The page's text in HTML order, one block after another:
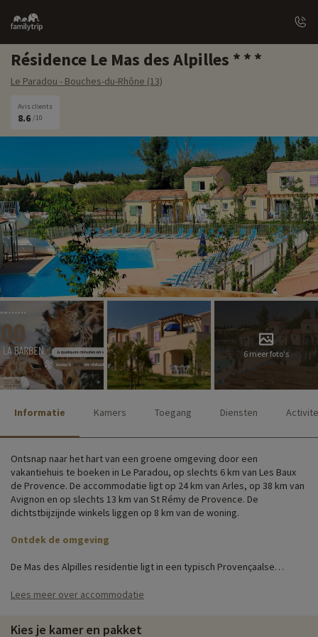
Family
trip
Résidence Le Mas des Alpilles
Le Paradou - Bouches-du-Rhône (13)
Avis clients
8.6 /10
6 meer foto's
Informatie Kamers Toegang Diensten
Ontsnap naar het hart van een groene omgeving door een
vakantiehuis te boeken in Le Paradou, op slechts 6 km van Les Baux
de Provence. De accommodatie ligt op 24 km van Arles, op 38 km van
Avignon en op slechts 13 km van St Rémy de Provence. De
dichtstbijzijnde winkels liggen op 8 km van de woning.
Ontdek de omgeving
De Mas des Alpilles residentie ligt in een typisch Provençaalse
zonnige vakantie. Faciliteiten ter plaatse zijn onder andere een
kleintjes reserveren.
Lees meer over accommodatie
Kies je kamer en pakket